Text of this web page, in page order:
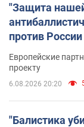
"Защита
против
Европейские
проекту
6.08.2026 20:20
"Балистика